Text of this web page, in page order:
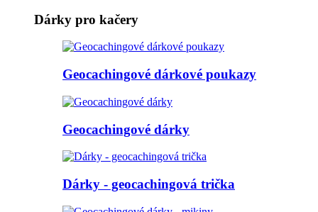
Dárky pro kačery
Geocachingové dárkové poukazy
Geocachingové dárky
Dárky - geocachingová trička